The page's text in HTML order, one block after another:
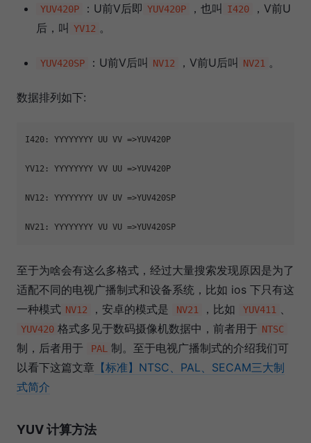
YUV420P ：U前V后即 YUV420P ，也叫 I420
，V前U
后，叫 YV12 。
YUV420SP ：U前V后叫 NV12 ，V前U后叫 NV21 。
数据排列如下:
I420: YYYYYYYY UU VV =>YUV420P
YV12: YYYYYYYY VV UU =>YUV420P
NV12: YYYYYYYY UV UV =>YUV420SP
至于为啥会有这么多格式，经过大量搜索发现原因是为了
适配不同的电视广播制式和设备系统，比如 ios 下只有这
一种模式 NV12 ，安卓的模式是 NV21 ，比如 YUV411
YUV420 格式多见于数码摄像机数据中，前者用于 NTSC
制，后者用于 PAL
制。至于电视广播制式的介绍我们可
以看下这篇文章 【标准】NTSC、PAL、SECAM三大制
式简介
YUV 计算方法